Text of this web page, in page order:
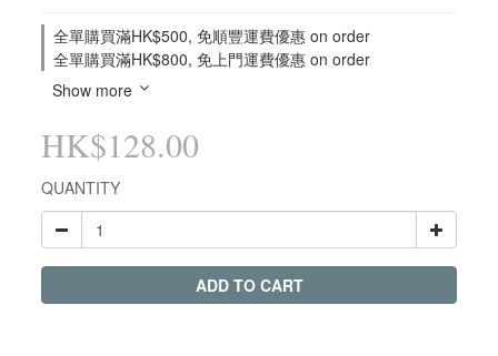
全單購買滿HK$500, 免順豐運費優惠 on order
全單購買滿HK$800, 免上門運費優惠 on order
Show more
HK$128.00
QUANTITY
ADD TO CART